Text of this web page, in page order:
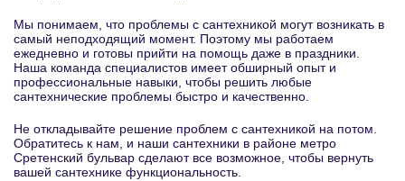
Мы понимаем, что проблемы с сантехникой могут возникать в
самый неподходящий момент. Поэтому мы работаем
ежедневно и готовы прийти на помощь даже в праздники.
Наша команда специалистов имеет обширный опыт и
профессиональные навыки, чтобы решить любые
сантехнические проблемы быстро и качественно.
Не откладывайте решение проблем с сантехникой на потом.
Обратитесь к нам, и наши сантехники в районе метро
Сретенский бульвар сделают все возможное, чтобы вернуть
вашей сантехнике функциональность.